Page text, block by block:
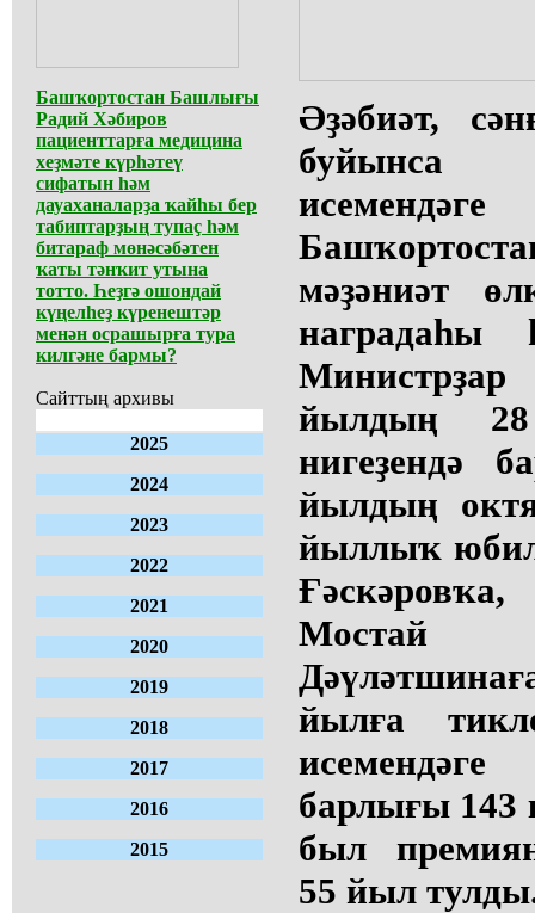
Башҡортостан Башлығы
Радий Хәбиров
пациенттарға медицина
хеҙмәте күрһәтеү
сифатын һәм
дауаханаларҙа ҡайһы бер
табиптарҙың тупаҫ һәм
битараф мөнәсәбәтен
ҡаты тәнҡит утына
тотто. Һеҙгә ошондай
күңелһеҙ күренештәр
менән осрашырға тура
килгәне бармы?
Сайттың архивы
2025
2024
2023
2022
2021
2020
2019
2018
2017
2016
2015
Әҙәбиәт,
буйынса
мәҙәниәт
йылдың
нигеҙендә
йылдың
йыллыҡ
Мостай
йылға
барлығы 143
был
55 йыл